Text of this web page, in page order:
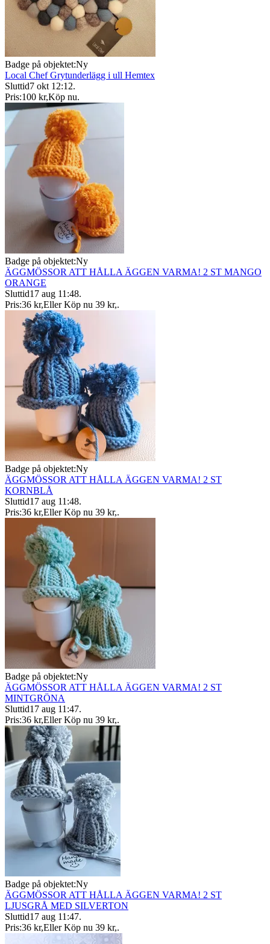
Badge på objektet:Ny
Local Chef Grytunderlägg i ull Hemtex
Sluttid7 okt 12:12.
Pris:100 kr,Köp nu.
Badge på objektet:Ny
ÄGGMÖSSOR ATT HÅLLA ÄGGEN VARMA! 2 ST MANGO
ORANGE
Sluttid17 aug 11:48.
Pris:36 kr,Eller Köp nu 39 kr,.
Badge på objektet:Ny
ÄGGMÖSSOR ATT HÅLLA ÄGGEN VARMA! 2 ST
KORNBLÅ
Sluttid17 aug 11:48.
Pris:36 kr,Eller Köp nu 39 kr,.
Badge på objektet:Ny
ÄGGMÖSSOR ATT HÅLLA ÄGGEN VARMA! 2 ST
MINTGRÖNA
Sluttid17 aug 11:47.
Pris:36 kr,Eller Köp nu 39 kr,.
Badge på objektet:Ny
ÄGGMÖSSOR ATT HÅLLA ÄGGEN VARMA! 2 ST
LJUSGRÅ MED SILVERTON
Sluttid17 aug 11:47.
Pris:36 kr,Eller Köp nu 39 kr,.